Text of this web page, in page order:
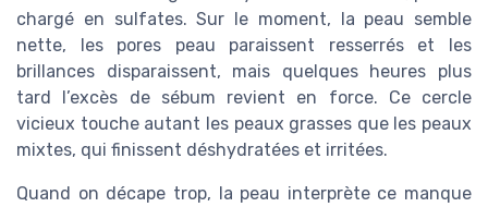
chargé en sulfates. Sur le moment, la peau semble
nette, les pores peau paraissent resserrés et les
brillances disparaissent, mais quelques heures plus
tard l’excès de sébum revient en force. Ce cercle
vicieux touche autant les peaux grasses que les peaux
mixtes, qui finissent déshydratées et irritées.
Quand on décape trop, la peau interprète ce manque